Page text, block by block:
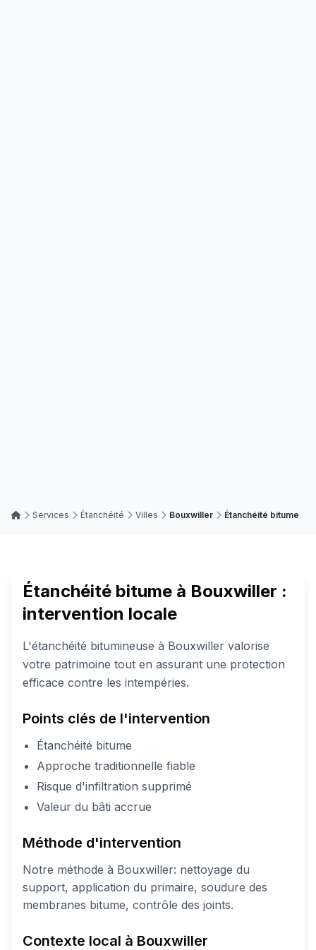
Services Étanchéité Villes Bouxwiller Étanchéité bitume
Étanchéité bitume à Bouxwiller :
intervention locale
L'étanchéité bitumineuse à Bouxwiller valorise
votre patrimoine tout en assurant une protection
efficace contre les intempéries.
Points clés de l'intervention
Étanchéité bitume
Approche traditionnelle fiable
Risque d'infiltration supprimé
Valeur du bâti accrue
Méthode d'intervention
Notre méthode à Bouxwiller: nettoyage du
support, application du primaire, soudure des
membranes bitume, contrôle des joints.
Contexte local à Bouxwiller